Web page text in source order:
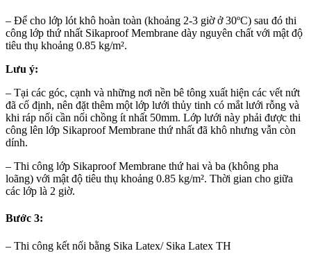
– Để cho lớp lót khô hoàn toàn (khoảng 2-3 giờ ở 30ºC) sau đó thi
công lớp thứ nhất Sikaproof Membrane dày nguyên chất với mật độ
tiêu thụ khoảng 0.85 kg/m².
Lưu ý:
– Tại các góc, cạnh và những nơi nền bê tông xuất hiện các vết nứt
đã cố định, nên đặt thêm một lớp lưới thủy tinh có mắt lưới rỗng và
khi ráp nối cần nối chồng ít nhất 50mm. Lớp lưới này phải được thi
công lên lớp Sikaproof Membrane thứ nhất đã khô nhưng vẫn còn
dính.
– Thi công lớp Sikaproof Membrane thứ hai và ba (không pha
loãng) với mật độ tiêu thụ khoảng 0.85 kg/m². Thời gian cho giữa
các lớp là 2 giờ.
Bước 3:
– Thi công kết nối bằng Sika Latex/ Sika Latex TH